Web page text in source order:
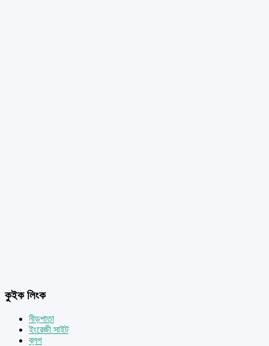
কুইক লিংক
নীড়পাতা
ইংরেজী সাইট
ব্লগ